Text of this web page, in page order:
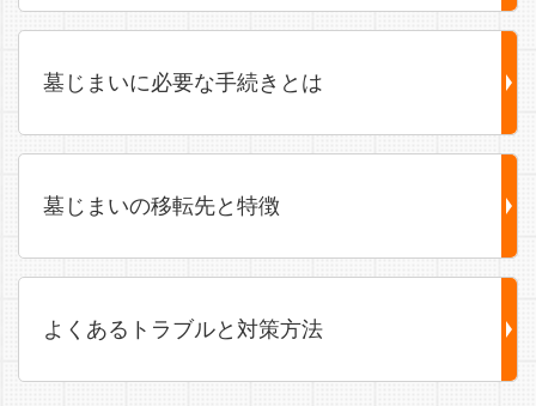
墓じまいに必要な手続きとは
墓じまいの移転先と特徴
よくあるトラブルと対策方法